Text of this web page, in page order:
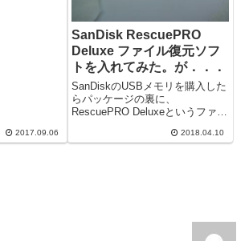
2017.09.06
SanDisk RescuePRO
Deluxe ファイル復元ソフ
トを入れてみた。が．．．
SanDiskのUSBメモリを購入した
らパッケージの裏に、
RescuePRO Deluxeというファイ
たので入れてみた。復元系のソ...
2018.04.10